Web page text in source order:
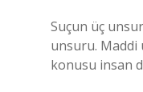
Suçun üç
unsuru. Maddi
konusu insan